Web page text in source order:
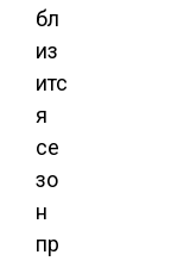
бл
из
итс
я
се
зо
н
пр